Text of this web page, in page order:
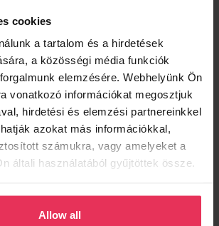
cookies
a tartalom és a hirdetések
a közösségi média funkciók
elemzésére. Webhelyünk Ön
vonatkozó információkat megosztjuk
hirdetési és elemzési partnereinkkel
azokat más információkkal,
számukra, vagy amelyeket a
általi használatából gyűjtöttek össze.
Allow all
ROOMS